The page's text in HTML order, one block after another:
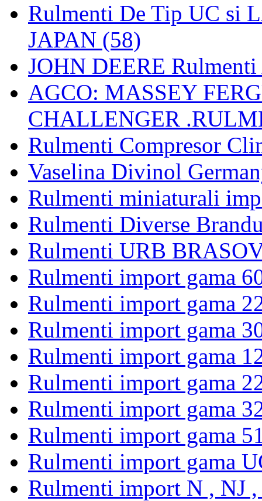
Rulmenti De Tip UC si
JAPAN (58)
JOHN DEERE
AGCO: MASSEY
CHALLENGER
Rulmenti Compresor
Vaselina Divinol
Rulmenti miniaturali
Rulmenti Diverse
Rulmenti URB
Rulmenti import gama
Rulmenti import gama
Rulmenti import gama
Rulmenti import gama
Rulmenti import gama
Rulmenti import gama
Rulmenti import gama
Rulmenti import gama
Rulmenti import N , NJ